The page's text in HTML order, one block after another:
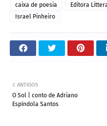
caixa de poesia Editora
Israel Pinheiro
ANTIGOS
O Sol | conto de Adriano
Espíndola Santos